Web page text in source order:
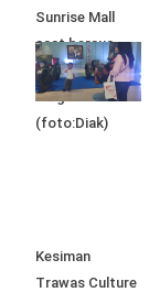
Sunrise Mall
saat bersua
foto bersama
Moge Klasik.
(foto:Diak)
Kesiman
Trawas Culture